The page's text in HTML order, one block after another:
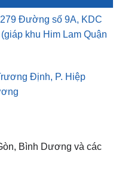
Bình Dương và các